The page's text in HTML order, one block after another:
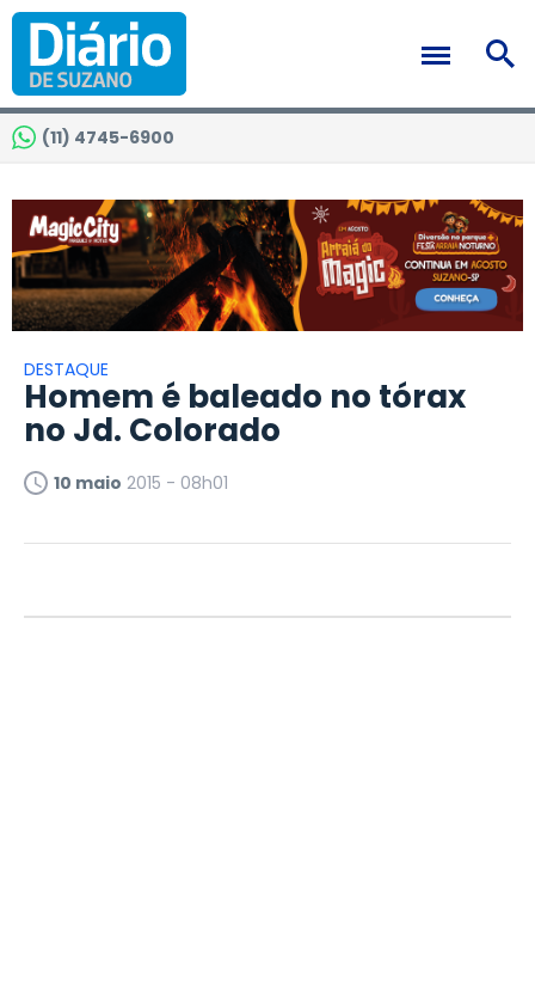
(11) 4745-6900
DESTAQUE
Homem é baleado no tórax
no Jd. Colorado
10 maio 2015 - 08h01